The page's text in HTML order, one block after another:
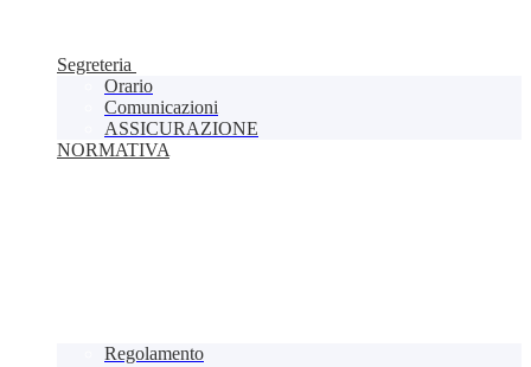
Segreteria
Orario
Comunicazioni
ASSICURAZIONE
NORMATIVA
Regolamento